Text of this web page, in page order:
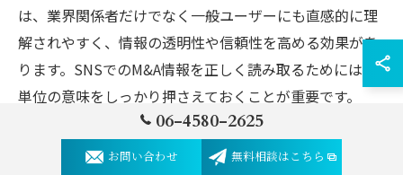
は、業界関係者だけでなく一般ユーザーにも直感的に理
解されやすく、情報の透明性や信頼性を高める効果があ
ります。SNSでのM&A情報を正しく読み取るためには、
単位の意味をしっかり押さえておくことが重要です。
ビジネス視点で読むMとKの使い分け方法
06-4580-2625
お問い合わせ 無料相談はこちら